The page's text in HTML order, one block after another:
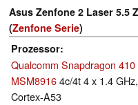
Asus Zenfone 2 Laser 5.5
(Zenfone Serie)
Prozessor
Qualcomm Snapdragon 410
MSM89164c/4t 4 x 1.4 GHz,
Cortex-A53